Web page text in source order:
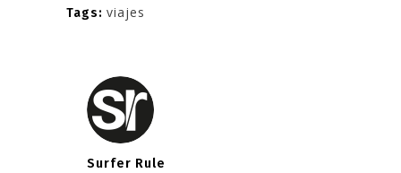
Tags: viajes
Surfer Rule